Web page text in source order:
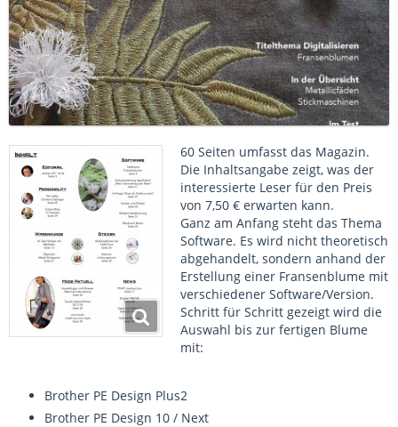
60 Seiten umfasst das Magazin.
Die Inhaltsangabe zeigt, was der
interessierte Leser für den Preis
von 7,50 € erwarten kann.
Ganz am Anfang steht das Thema
Software. Es wird nicht theoretisch
abgehandelt, sondern anhand der
Erstellung einer Fransenblume mit
verschiedener Software/Version.
Schritt für Schritt gezeigt wird die
Auswahl bis zur fertigen Blume
mit:
Brother PE Design Plus2
Brother PE Design 10 / Next